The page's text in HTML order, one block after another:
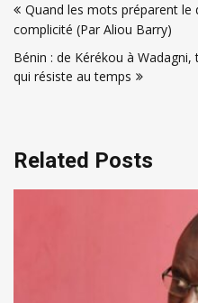
de
l’article
Quand les mots préparent le
complicité (Par Aliou Barry)
Bénin : de Kérékou à
qui résiste au temps
Related Posts